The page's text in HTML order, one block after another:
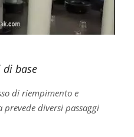
di base
di riempimento e
diversi passaggi